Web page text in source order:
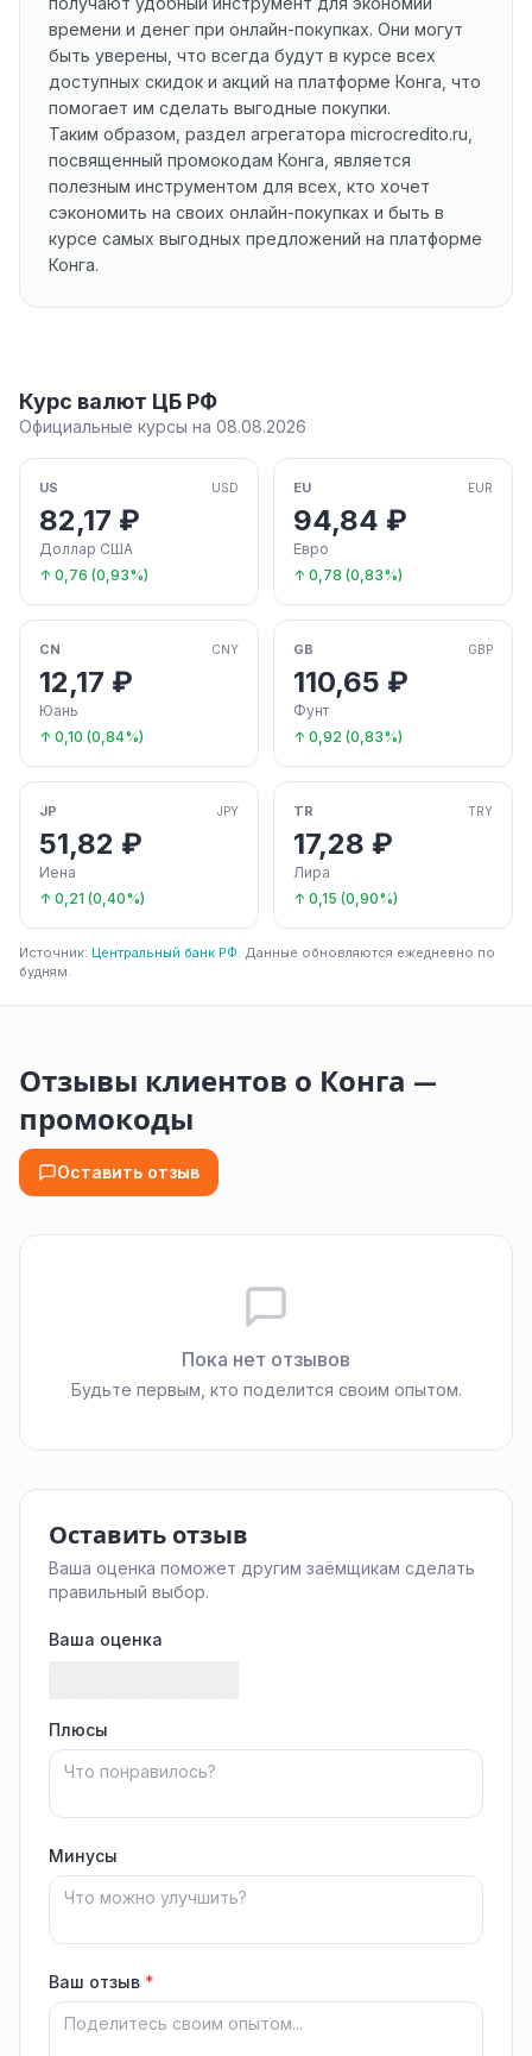
времени и денег при онлайн-покупках. Они могут
быть уверены, что всегда будут в курсе всех
доступных скидок и акций на платформе Конга, что
помогает им сделать выгодные покупки.
Таким образом, раздел агрегатора microcredito.ru,
посвященный промокодам Конга, является
полезным инструментом для всех, кто хочет
сэкономить на своих онлайн-покупках и быть в
курсе самых выгодных предложений на платформе
Конга.
Курс валют ЦБ РФ
Официальные курсы на 08.08.2026
US USD
82,17 ₽
Доллар США
↑ 0,76 (0,93%)
EU EUR
94,84 ₽
Евро
↑ 0,78 (0,83%)
CN CNY
12,17 ₽
Юань
↑ 0,10 (0,84%)
GB GBP
110,65 ₽
Фунт
↑ 0,92 (0,83%)
JP JPY
51,82 ₽
Иена
↑ 0,21 (0,40%)
TR TRY
17,28 ₽
Лира
↑ 0,15 (0,90%)
Источник: Центральный банк РФ. Данные обновляются ежедневно по
будням.
Отзывы клиентов о Конга —
промокоды
Оставить отзыв
Пока нет отзывов
Будьте первым, кто поделится своим опытом.
Оставить отзыв
Ваша оценка поможет другим заёмщикам сделать
правильный выбор.
Ваша оценка
Плюсы
Минусы
Ваш отзыв *